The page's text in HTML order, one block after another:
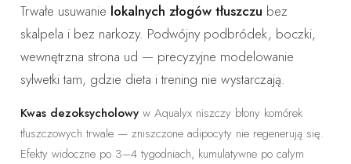
Trwałe usuwanie lokalnych złogów tłuszczu bez
skalpela i bez narkozy. Podwójny podbródek, boczki,
wewnętrzna strona ud — precyzyjne modelowanie
sylwetki tam, gdzie dieta i trening nie wystarczają.
Kwas dezoksycholowyw Aqualyx niszczy błony komórek
tłuszczowych trwale — zniszczone adipocyty nie regenerują się.
Efekty widoczne po 3–4 tygodniach, kumulatywne po całym